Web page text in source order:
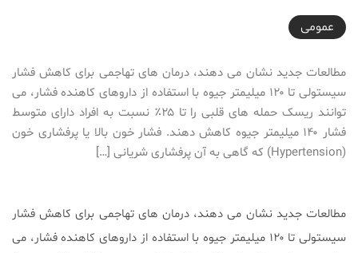
2016-12-06T11:10:22+03:30
عمومی
مطالعات جدید نشان می دهند، درمان های تهاجمی برای کاهش فشار
سیستولی تا ۱۲۰ میلیمتر جیوه با استفاده از داروهای کاهنده فشار، می
توانند ریسک حمله های قلبی را تا ۲۵٪ نسبت به افراد دارای متوسط
فشار ۱۴۰ میلیمتر جیوه کاهش دهند. فشار خون بالا یا پرفشاری خون
(Hypertension) که گاهی به آن پرفشاری شریانی […]
مطالعات جدید نشان می دهند، درمان های تهاجمی برای کاهش فشار
سیستولی تا ۱۲۰ میلیمتر جیوه با استفاده از داروهای کاهنده فشار، می